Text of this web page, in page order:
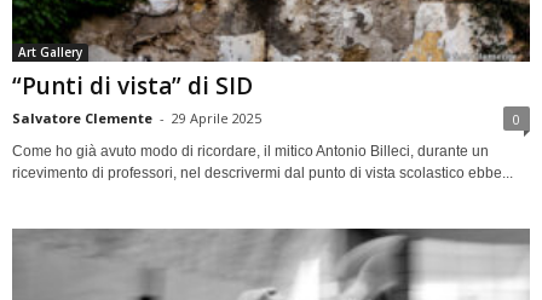
Art Gallery
“Punti di vista” di SID
Salvatore Clemente - 29 Aprile 2025 0
Come ho già avuto modo di ricordare, il mitico Antonio Billeci, durante un
ricevimento di professori, nel descrivermi dal punto di vista scolastico ebbe...